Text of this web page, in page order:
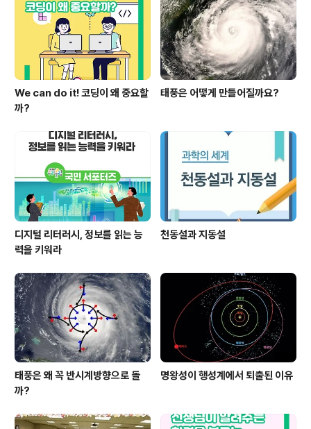
지를 구성한다. 영어의 유창성뿐만 아니라 정확성을 강조
하여 균형 있는 언어 사용 능력을 측정하기 위해 언어형식
과 어휘 문항을 포함한다. 듣기..
We can do it! 코딩이 왜 중요할
까?
태풍은 어떻게 만들어질까요?
디지털 리터러시, 정보를 읽는 능
력을 키워라
천동설과 지동설
태풍은 왜 꼭 반시계방향으로 돌
까?
명왕성이 행성계에서 퇴출된 이유